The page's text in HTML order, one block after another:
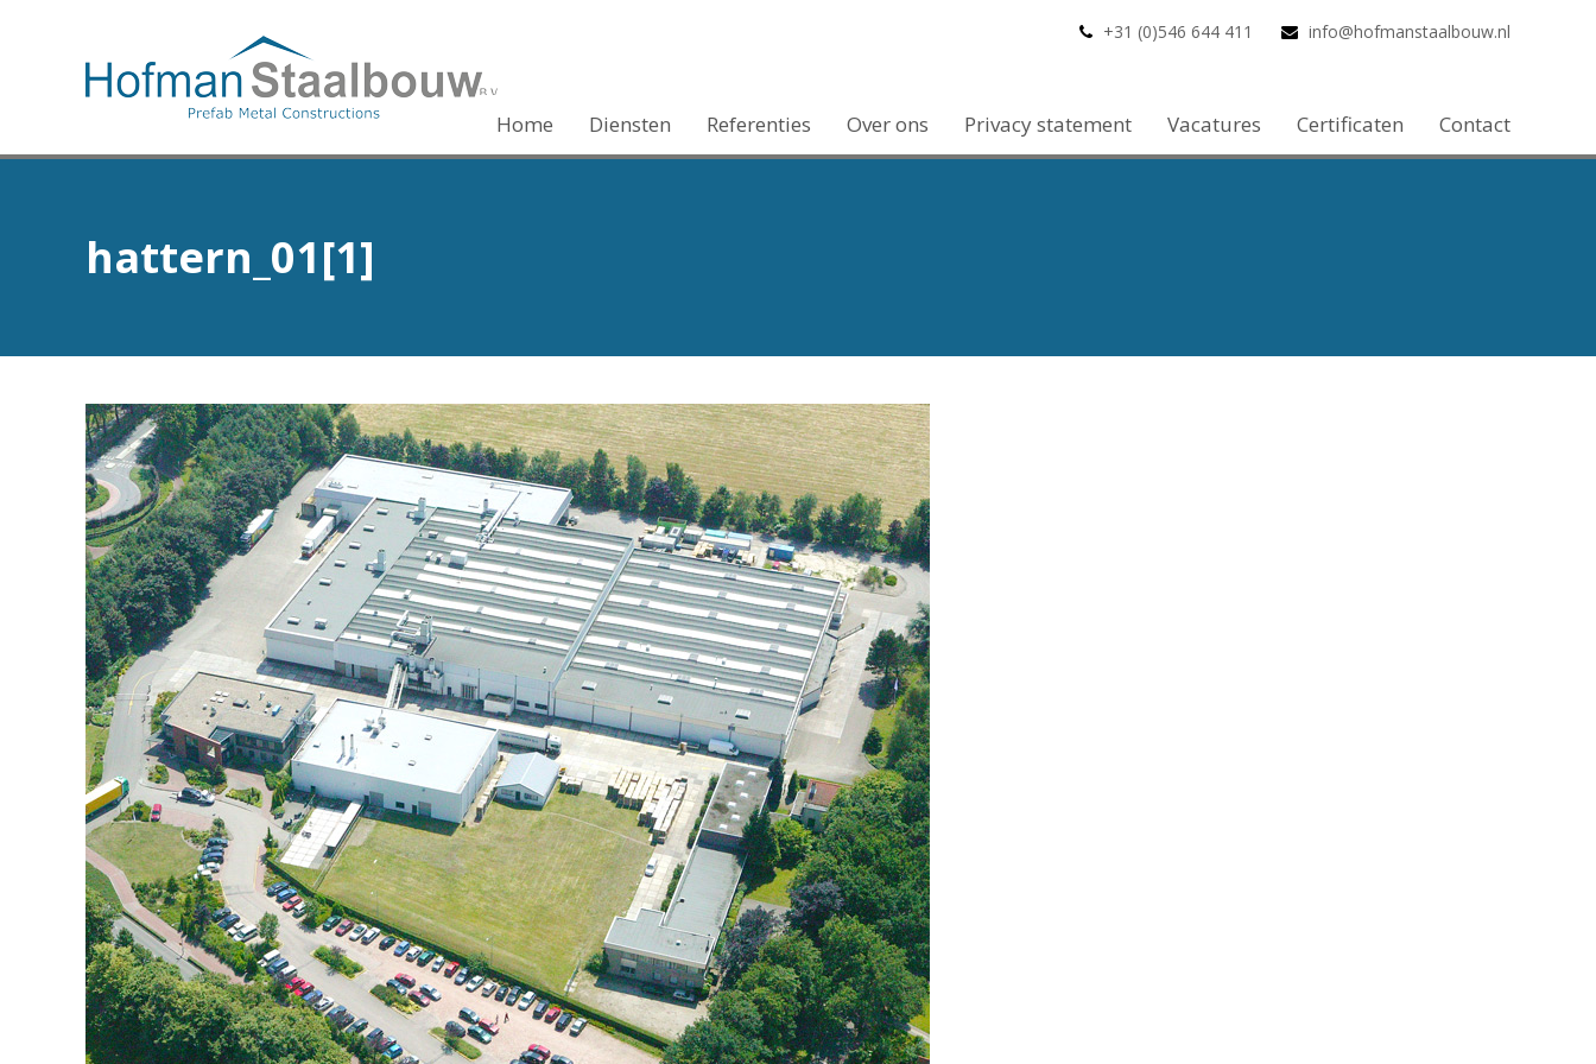
+31 (0)546 644 411 info@hofmanstaalbouw.nl
Home Diensten Referenties Over ons Privacy statement Vacatures Certificaten Contact
hattern_01[1]